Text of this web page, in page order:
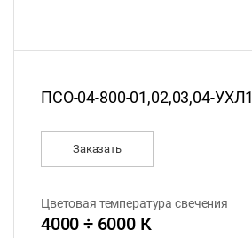
ПСО-04-800-01,02,03,04-УХЛ1
Заказать
Цветовая температура свечения
4000 ÷ 6000 К